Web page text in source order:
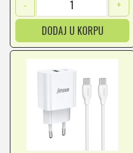
-
+
DODAJ U KORPU